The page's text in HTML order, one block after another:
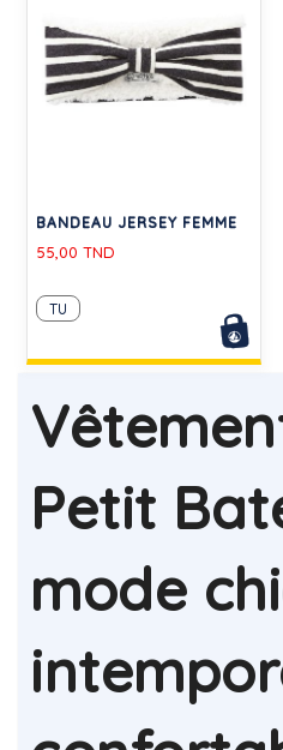
BANDEAU JERSEY FEMME
55,00 TND
TU
Petit
mode